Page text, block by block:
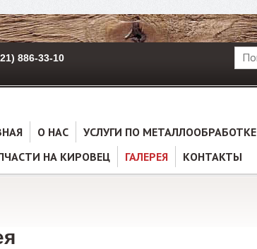
886-33-10
О НАС УСЛУГИ ПО МЕТАЛЛООБРАБОТКЕ
НА КИРОВЕЦ
ГАЛЕРЕЯ КОНТАКТЫ